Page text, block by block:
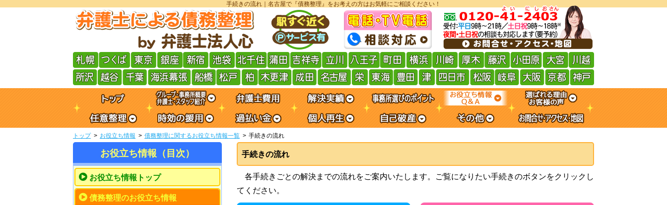
手続きの流れ｜名古屋で『債務整理』をお考えの方はお気軽にご相談ください！
トップ お役立ち情報 債務整理に関するお役立ち情報一覧 手続きの流れ
手続きの流れ
各手続きごとの解決までの流れをご案内いたします。ご覧になりたい手続きのボタンをクリックし
てください。
お役立ち情報（目次）
お役立ち情報トップ
債務整理のお役立ち情報